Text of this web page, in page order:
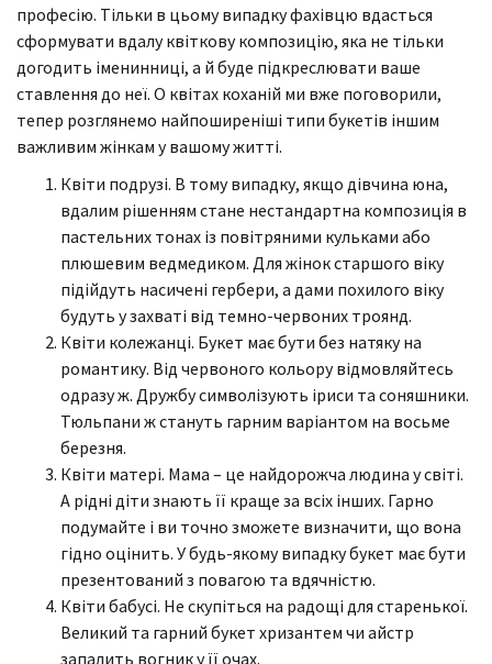
професію. Тільки в цьому випадку фахівцю вдасться
сформувати вдалу квіткову композицію, яка не тільки
догодить іменинниці, а й буде підкреслювати ваше
ставлення до неї. О квітах коханій ми вже поговорили,
тепер розглянемо найпоширеніші типи букетів іншим
важливим жінкам у вашому житті.
Квіти подрузі. В тому випадку, якщо дівчина юна,
вдалим рішенням стане нестандартна композиція в
пастельних тонах із повітряними кульками або
плюшевим ведмедиком. Для жінок старшого віку
підійдуть насичені гербери, а дами похилого віку
будуть у захваті від темно-червоних троянд.
Квіти колежанці. Букет має бути без натяку на
романтику. Від червоного кольору відмовляйтесь
одразу ж. Дружбу символізують іриси та соняшники.
Тюльпани ж стануть гарним варіантом на восьме
березня.
Квіти матері. Мама – це найдорожча людина у світі.
А рідні діти знають її краще за всіх інших. Гарно
подумайте і ви точно зможете визначити, що вона
гідно оцінить. У будь-якому випадку букет має бути
презентований з повагою та вдячністю.
Квіти бабусі. Не скупіться на радощі для старенької.
Великий та гарний букет хризантем чи айстр
запалить вогник у її очах.